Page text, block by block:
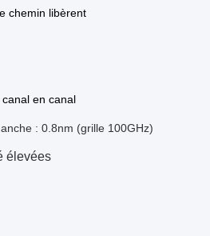
chemin libèrent
en canal
: 0.8nm (grille 100GHz)
élevées